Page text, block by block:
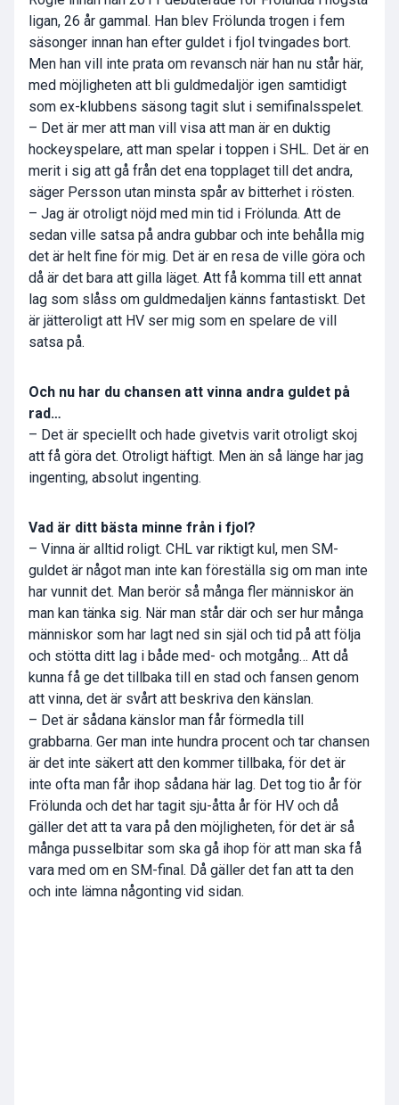
ligan, 26 år gammal. Han blev Frölunda trogen i fem
säsonger innan han efter guldet i fjol tvingades bort.
Men han vill inte prata om revansch när han nu står här,
med möjligheten att bli guldmedaljör igen samtidigt
som ex-klubbens säsong tagit slut i semifinalsspelet.
– Det är mer att man vill visa att man är en duktig
hockeyspelare, att man spelar i toppen i SHL. Det är en
merit i sig att gå från det ena topplaget till det andra,
säger Persson utan minsta spår av bitterhet i rösten.
– Jag är otroligt nöjd med min tid i Frölunda. Att de
sedan ville satsa på andra gubbar och inte behålla mig
det är helt fine för mig. Det är en resa de ville göra och
då är det bara att gilla läget. Att få komma till ett annat
lag som slåss om guldmedaljen känns fantastiskt. Det
är jätteroligt att HV ser mig som en spelare de vill
satsa på.
Och nu har du chansen att vinna andra guldet på
rad…
– Det är speciellt och hade givetvis varit otroligt skoj
att få göra det. Otroligt häftigt. Men än så länge har jag
ingenting, absolut ingenting.
Vad är ditt bästa minne från i fjol?
– Vinna är alltid roligt. CHL var riktigt kul, men SM-
guldet är något man inte kan föreställa sig om man inte
har vunnit det. Man berör så många fler människor än
man kan tänka sig. När man står där och ser hur många
människor som har lagt ned sin själ och tid på att följa
och stötta ditt lag i både med- och motgång… Att då
kunna få ge det tillbaka till en stad och fansen genom
att vinna, det är svårt att beskriva den känslan.
– Det är sådana känslor man får förmedla till
grabbarna. Ger man inte hundra procent och tar chansen
är det inte säkert att den kommer tillbaka, för det är
inte ofta man får ihop sådana här lag. Det tog tio år för
Frölunda och det har tagit sju-åtta år för HV och då
gäller det att ta vara på den möjligheten, för det är så
många pusselbitar som ska gå ihop för att man ska få
vara med om en SM-final. Då gäller det fan att ta den
och inte lämna någonting vid sidan.